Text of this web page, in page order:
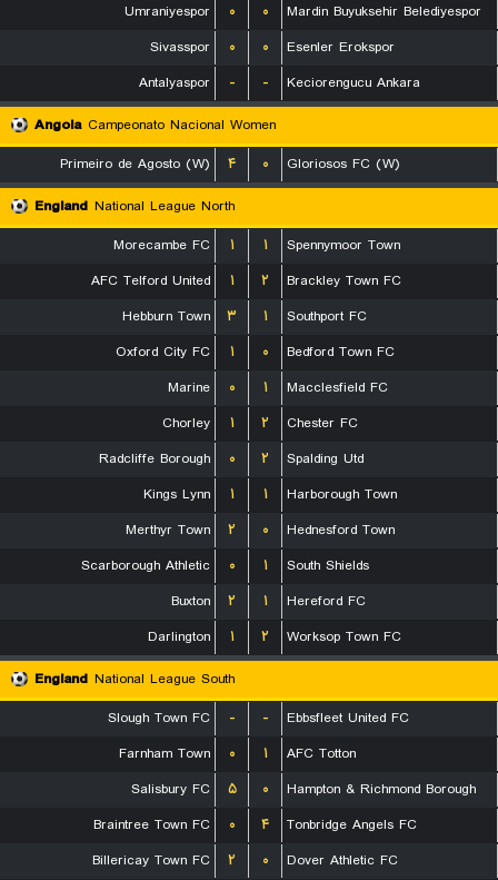
Umraniyespor
۰ ۰
Mardin Buyuksehir Belediyespor
Sivasspor
۰ ۰
Esenler Erokspor
Antalyaspor
- -
Keciorengucu Ankara
Angola Campeonato Nacional Women
Primeiro de Agosto (W)
۴ ۰
Gloriosos FC (W)
England National League North
Morecambe FC
۱ ۱
Spennymoor Town
AFC Telford United
۱ ۲
Brackley Town FC
Hebburn Town
۳ ۱
Southport FC
Oxford City FC
۱ ۰
Bedford Town FC
Marine
۰ ۱
Macclesfield FC
Chorley
۱ ۲
Chester FC
Radcliffe Borough
۰ ۲
Spalding Utd
Kings Lynn
۱ ۱
Harborough Town
Merthyr Town
۲ ۰
Hednesford Town
Scarborough Athletic
۰ ۱
South Shields
Buxton
۲ ۱
Hereford FC
Darlington
۱ ۲
Worksop Town FC
England National League South
Slough Town FC
- -
Ebbsfleet United FC
Farnham Town
۰ ۱
AFC Totton
Salisbury FC
۵ ۰
Hampton & Richmond Borough
Braintree Town FC
۰ ۴
Tonbridge Angels FC
Billericay Town FC
۲ ۰ Dover Athletic FC